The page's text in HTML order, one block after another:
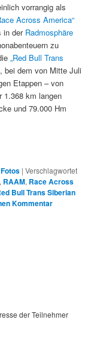
vorrangig als
Across America“
in der Radmosphäre
zu
„Red Bull Trans
bei dem von Mitte Juli
Etappen – von
1.368 km langen
und 79.000 Hm
Fotos |Verschlagwortet
, RAAM, Race Across
Bull Trans Siberian
Kommentar
der Teilnehmer